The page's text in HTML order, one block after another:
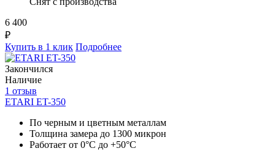
6 400
₽
Купить в 1 клик Подробнее
Закончился
Наличие
1 отзыв
ETARI ET-350
По черным и цветным металлам
Толщина замера до 1300 микрон
Работает от 0°C до +50°C